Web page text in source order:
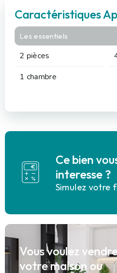
Caractéristiques
Les essentiels
2 pièces
1 chambre
Ce bien
interesse ?
Simulez votre
Vous voulez
votre maison ou